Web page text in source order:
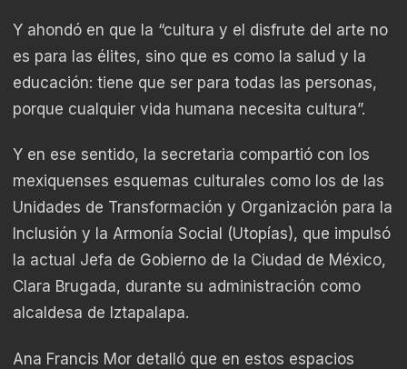
Y ahondó en que la “cultura y el disfrute del arte no
es para las élites, sino que es como la salud y la
educación: tiene que ser para todas las personas,
porque cualquier vida humana necesita cultura”.
Y en ese sentido, la secretaria compartió con los
mexiquenses esquemas culturales como los de las
Unidades de Transformación y Organización para la
Inclusión y la Armonía Social (Utopías), que impulsó
la actual Jefa de Gobierno de la Ciudad de México,
Clara Brugada, durante su administración como
alcaldesa de Iztapalapa.
Ana Francis Mor detalló que en estos espacios